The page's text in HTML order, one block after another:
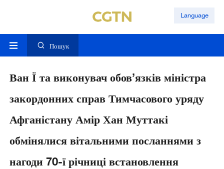
Language
Пошук
Ван Ї та виконувач обов’язків міністра
закордонних справ Тимчасового уряду
Афганістану Амір Хан Муттакі
обмінялися вітальними посланнями з
нагоди 70-ї річниці встановлення